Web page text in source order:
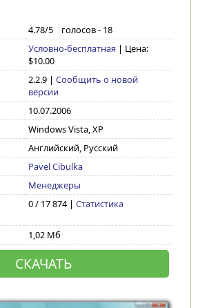
4.78/5 голосов - 18
Условно-бесплатная | Цена:
$10.00
2.2.9| Сообщить о новой
версии
10.07.2006
Windows Vista, XP
Английский, Русский
Pavel Cibulka
Менеджеры
0 / 17 874 | Статистика
1,02 Мб
СКАЧАТЬ